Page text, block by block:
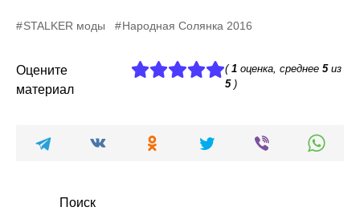
STALKER моды Народная Солянка 2016
Оцените
материал
(1оценка, среднее 5из
5)
Поиск